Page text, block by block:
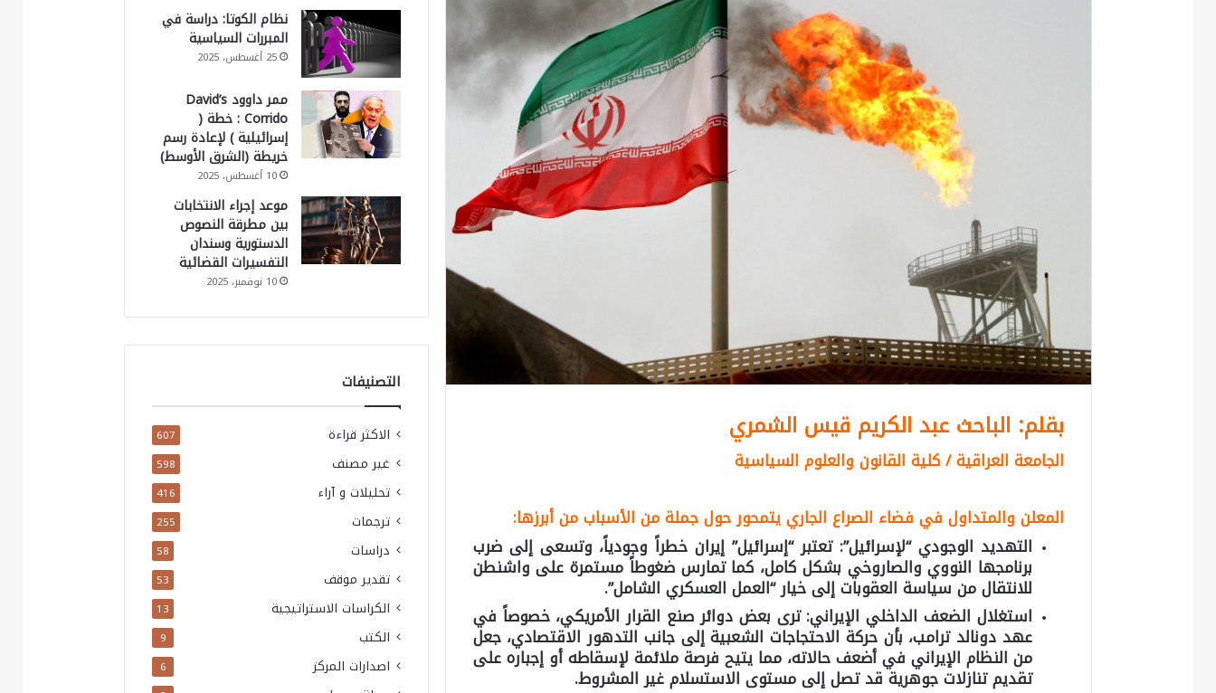
بقلم: الباحث عبد الكريم قيس الشمري
الجامعة العراقية / كلية القانون والعلوم السياسية
المعلن والمتداول في فضاء الصراع الجاري يتمحور حول جملة من الأسباب من أبرزها:
التهديد الوجودي “لإسرائيل”: تعتبر “إسرائيل” إيران خطراً وجودياً، وتسعى إلى ضرب
برنامجها النووي والصاروخي بشكل كامل، كما تمارس ضغوطاً مستمرة على واشنطن
للانتقال من سياسة العقوبات إلى خيار “العمل العسكري الشامل”.
استغلال الضعف الداخلي الإيراني:ترى بعض دوائر صنع القرار الأمريكي، خصوصاً في
عهد دونالد ترامب، بأن حركة الاحتجاجات الشعبية إلى جانب التدهور الاقتصادي، جعل
من النظام الإيراني في أضعف حالاته، مما يتيح فرصة ملائمة لإسقاطه أو إجباره على
تقديم تنازلات جوهرية قد تصل إلى مستوى الاستسلام غير المشروط.
نظام الكوتا: دراسة في
المبررات السياسية
25 أغسطس، 2025
ممر داوود David’s
Corrido : خطة (
إسرائيلية ) لإعادة رسم
خريطة (الشرق الأوسط)
10 أغسطس، 2025
موعد إجراء الانتخابات
بين مطرقة النصوص
الدستورية وسندان
التفسيرات القضائية
10 نوفمبر، 2025
التصنيفات
الاكثر قراءة 607
غير مصنف 598
تحليلات و آراء 416
ترجمات 255
دراسات 58
تقدير موقف 53
الكراسات الاستراتيجية 13
الكتب 9
اصدارات المركز 6